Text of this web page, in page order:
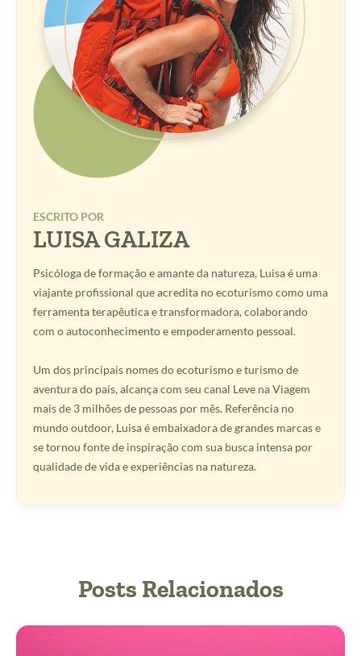
ESCRITO POR
LUISA GALIZA
Psicóloga de formação e amante da natureza, Luisa é uma
viajante profissional que acredita no ecoturismo como uma
ferramenta terapêutica e transformadora, colaborando
com o autoconhecimento e empoderamento pessoal.
Um dos principais nomes do ecoturismo e turismo de
aventura do país, alcança com seu canal Leve na Viagem
mais de 3 milhões de pessoas por mês. Referência no
mundo outdoor, Luisa é embaixadora de grandes marcas e
se tornou fonte de inspiração com sua busca intensa por
qualidade de vida e experiências na natureza.
Posts Relacionados